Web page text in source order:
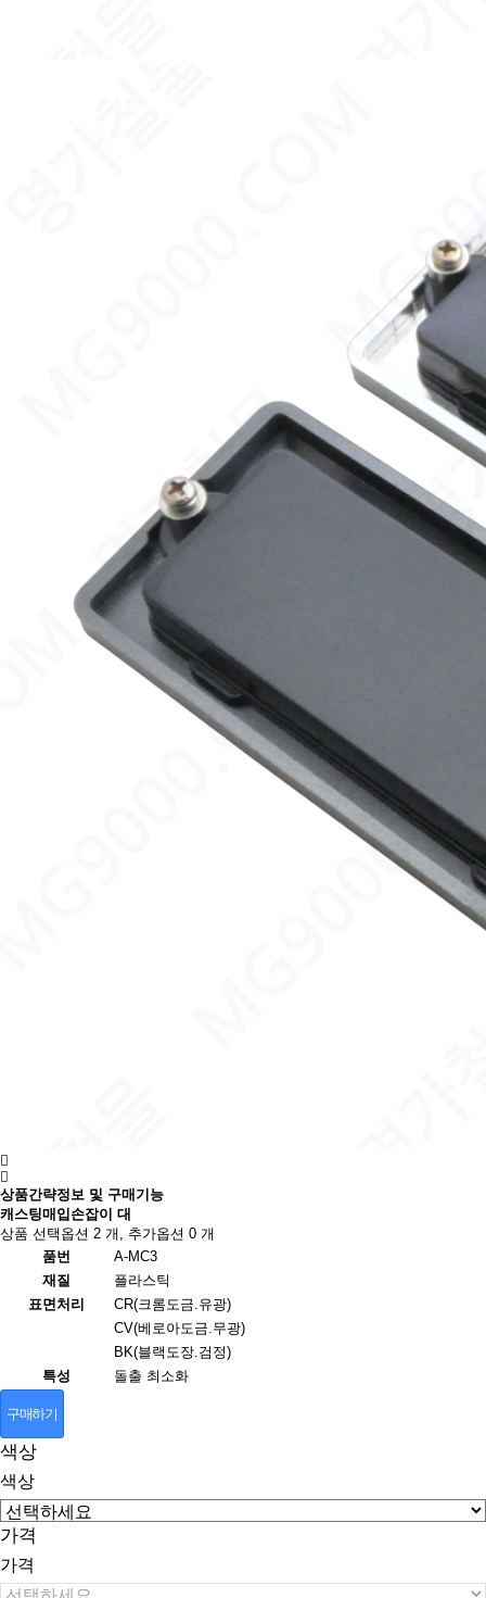
상품간략정보 및 구매기능
캐스팅매입손잡이 대
상품 선택옵션 2 개, 추가옵션 0 개
품번
A-MC3
재질
플라스틱
표면처리
CR(크롬도금.유광)
CV(베로아도금.무광)
BK(블랙도장.검정)
특성
돌출 최소화
구매하기
색상
색상
가격
가격